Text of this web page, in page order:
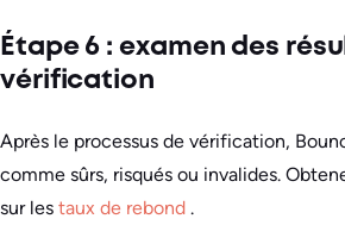
Étape 6 : examen des
vérification
Après le processus de vérification,
comme sûrs, risqués ou invalides.
sur les taux de rebond .